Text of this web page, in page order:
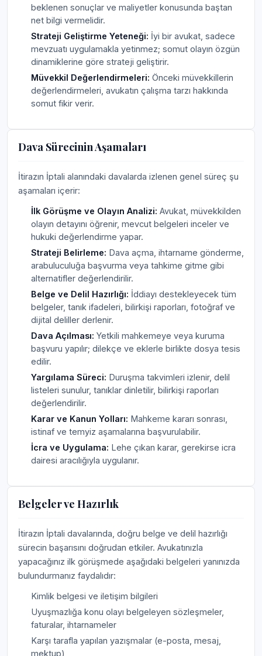
beklenen sonuçlar ve maliyetler konusunda baştan
net bilgi vermelidir.
Strateji Geliştirme Yeteneği: İyi bir avukat, sadece
mevzuatı uygulamakla yetinmez; somut olayın özgün
dinamiklerine göre strateji geliştirir.
Müvekkil Değerlendirmeleri: Önceki müvekkillerin
değerlendirmeleri, avukatın çalışma tarzı hakkında
somut fikir verir.
Dava Sürecinin Aşamaları
İtirazın İptali alanındaki davalarda izlenen genel süreç şu
aşamaları içerir:
İlk Görüşme ve Olayın Analizi: Avukat, müvekkilden
olayın detayını öğrenir, mevcut belgeleri inceler ve
hukuki değerlendirme yapar.
Strateji Belirleme: Dava açma, ihtarname gönderme,
arabuluculuğa başvurma veya tahkime gitme gibi
alternatifler değerlendirilir.
Belge ve Delil Hazırlığı: İddiayı destekleyecek tüm
belgeler, tanık ifadeleri, bilirkişi raporları, fotoğraf ve
dijital deliller derlenir.
Dava Açılması: Yetkili mahkemeye veya kuruma
başvuru yapılır; dilekçe ve eklerle birlikte dosya tesis
edilir.
Yargılama Süreci: Duruşma takvimleri izlenir, delil
listeleri sunulur, tanıklar dinletilir, bilirkişi raporları
değerlendirilir.
Karar ve Kanun Yolları: Mahkeme kararı sonrası,
istinaf ve temyiz aşamalarına başvurulabilir.
İcra ve Uygulama: Lehe çıkan karar, gerekirse icra
dairesi aracılığıyla uygulanır.
Belgeler ve Hazırlık
İtirazın İptali davalarında, doğru belge ve delil hazırlığı
sürecin başarısını doğrudan etkiler. Avukatınızla
yapacağınız ilk görüşmede aşağıdaki belgeleri yanınızda
bulundurmanız faydalıdır:
Kimlik belgesi ve iletişim bilgileri
Uyuşmazlığa konu olayı belgeleyen sözleşmeler,
faturalar, ihtarnameler
Karşı tarafla yapılan yazışmalar (e-posta, mesaj,
mektup)